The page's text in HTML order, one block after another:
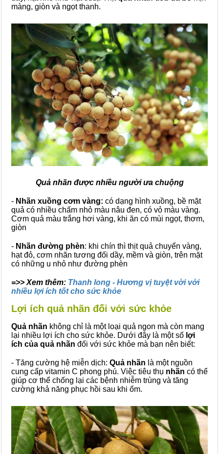
màng, giòn và ngọt thanh.
Quả nhãn được nhiều người ưa chuộng
- Nhãn xuồng cơm vàng: có dạng hình xuồng, bề mặt
quả có nhiều chấm nhỏ màu nâu đen, có vỏ màu vàng.
Cơm quả màu trắng hơi vàng, khi ăn có mùi ngọt, thơm,
giòn
- Nhãn đường phèn: khi chín thì thịt quả chuyển vàng,
hạt đỏ, cơm nhãn tương đối dầy, mềm và giòn, trên mặt
có những u nhỏ như đường phèn
=>> Xem thêm: Thanh long - Hương vị tuyệt vời với
nhiều lợi ích tốt cho sức khỏe
Lợi ích quả nhãn đối với sức khỏe
Quả nhãn không chỉ là một loại quả ngon mà còn mang
lại nhiều lợi ích cho sức khỏe. Dưới đây là một số lợi
ích của quả nhãn đối với sức khỏe mà bạn nên biết:
- Tăng cường hệ miễn dịch: Quả nhãn là một nguồn
cung cấp vitamin C phong phú. Việc tiêu thụ nhãn có thể
giúp cơ thể chống lại các bệnh nhiễm trùng và tăng
cường khả năng phục hồi sau khi ốm.